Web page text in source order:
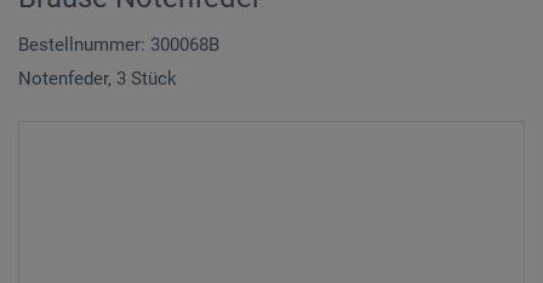
Bestellnummer: 300068B
Notenfeder, 3 Stück